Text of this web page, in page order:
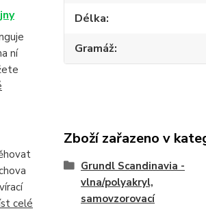
ní
celé
Délka
Gramáž
Zboží zařazeno v
Grundl Scandinavia -
vlna/polyakryl,
samovzorovací